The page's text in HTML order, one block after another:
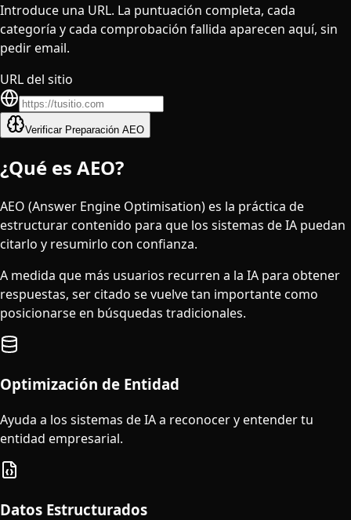
Introduce una URL. La puntuación completa, cada
categoría y cada comprobación fallida aparecen aquí, sin
pedir email.
URL del sitio
Verificar Preparación AEO
¿Qué es AEO?
AEO (Answer Engine Optimisation) es la práctica de
estructurar contenido para que los sistemas de IA puedan
citarlo y resumirlo con confianza.
A medida que más usuarios recurren a la IA para obtener
respuestas, ser citado se vuelve tan importante como
posicionarse en búsquedas tradicionales.
Optimización de Entidad
Ayuda a los sistemas de IA a reconocer y entender tu
entidad empresarial.
Datos Estructurados